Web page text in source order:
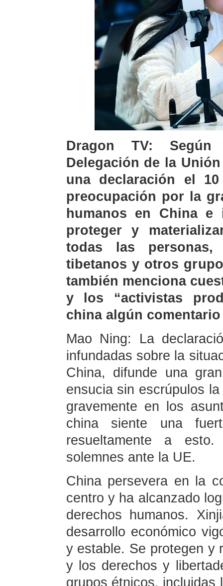
Dragon TV:
Delegación de la
una declaración el
preocupación por la
humanos en China e
proteger y
todas las
tibetanos y otros
también menciona
y los “activistas
china algún
Mao Ning: La
infundadas sobre la
China, difunde una
ensucia sin escrúpulos
gravemente en los
china siente una
resueltamente a esto.
solemnes ante la UE.
China persevera en la
centro y ha alcanzado
derechos humanos.
desarrollo económico
y estable. Se protegen y
y los derechos y
grupos étnicos, incluidas